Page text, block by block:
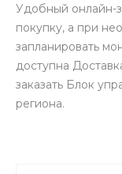
Удобный онлайн-
покупку, а при
запланировать
доступна
заказать Блок
региона.